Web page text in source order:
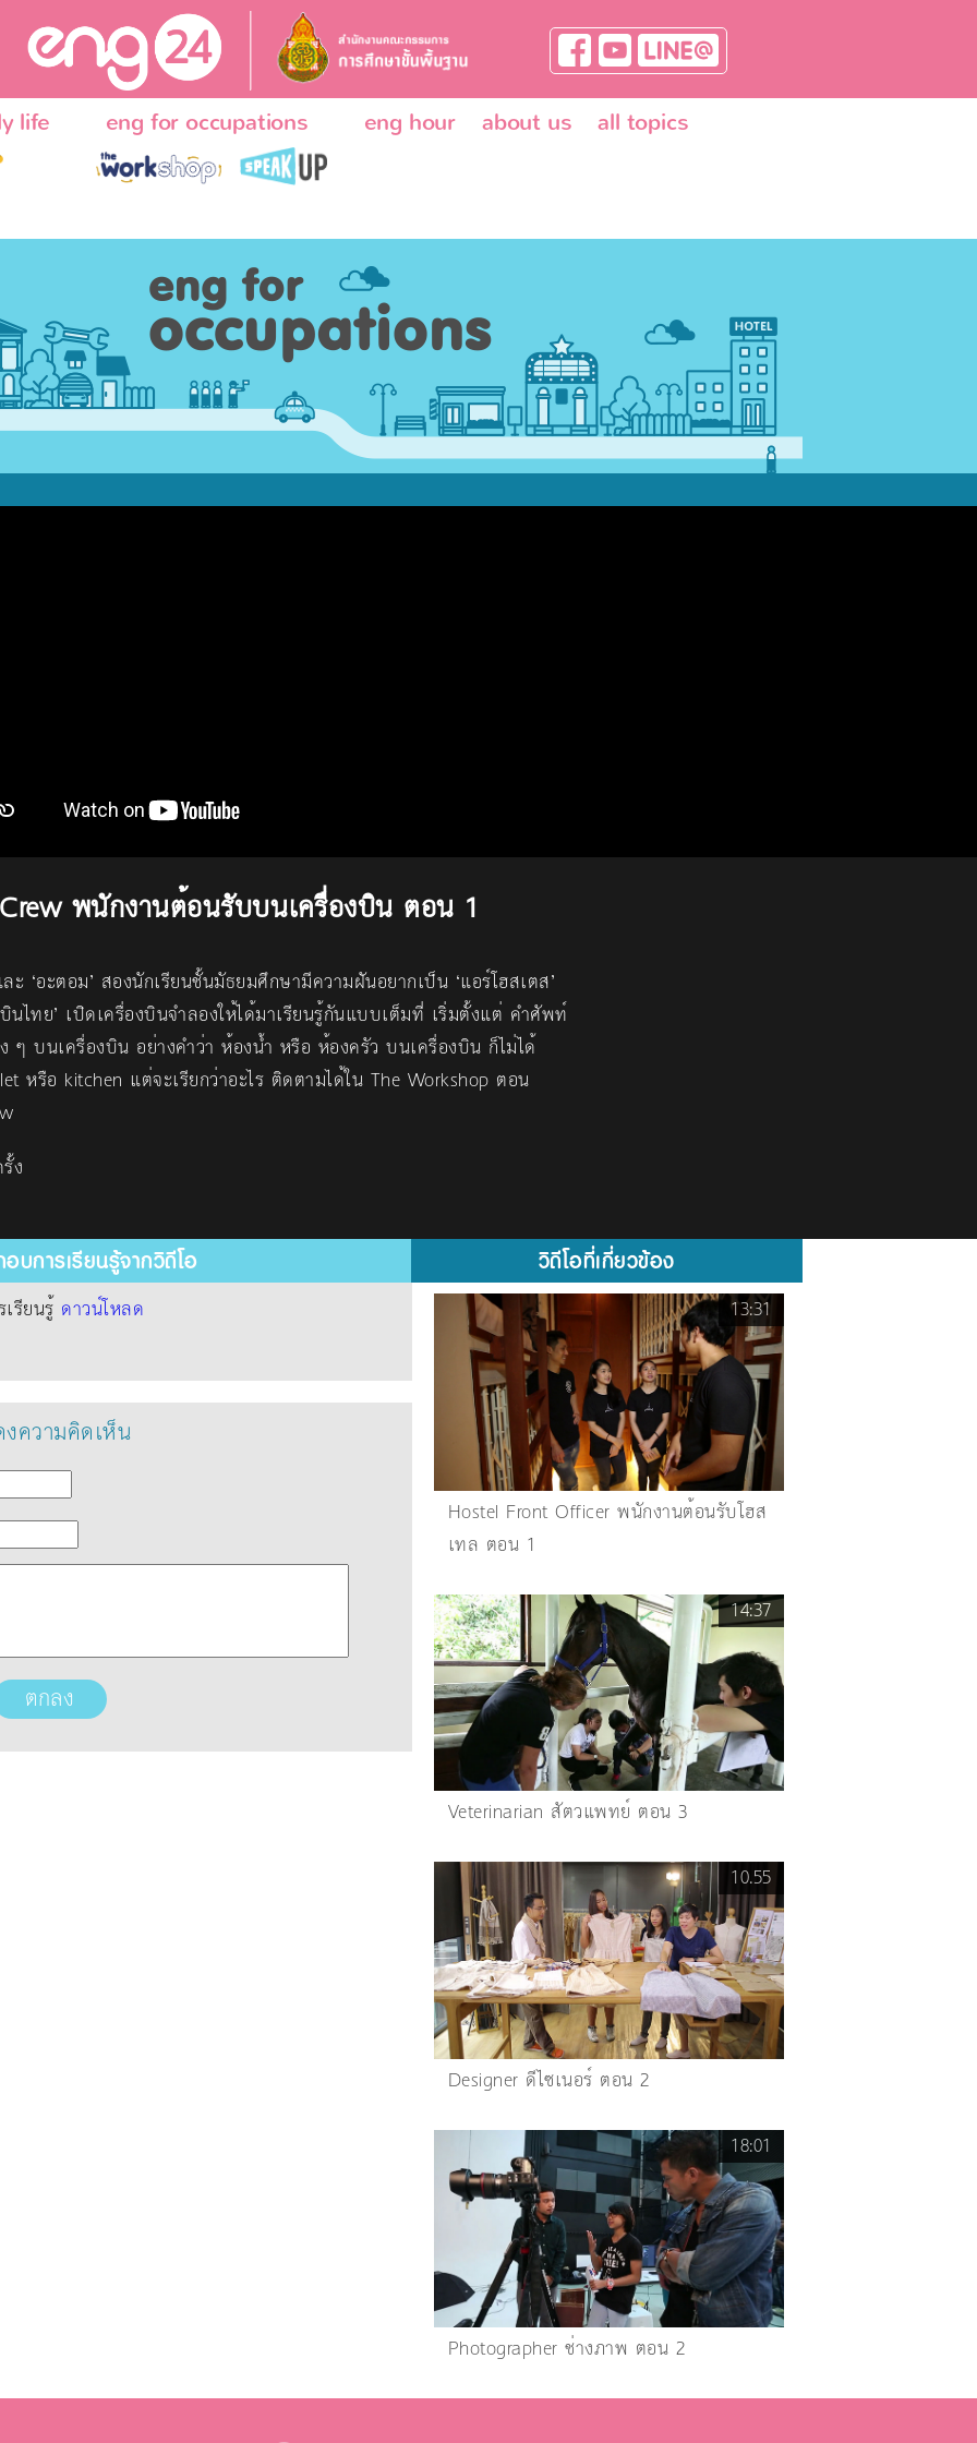
life eng for occupations eng hour about us all topics
พนักงานต้อนรับบนเครื่องบิน ตอน 1
ละ ‘อะตอม’ สองนักเรียนชั้นมัธยมศึกษามีความฝันอยากเป็น ‘แอร์โฮสเตส’
นไทย’ เปิดเครื่องบินจำลองให้ได้มาเรียนรู้กันแบบเต็มที่ เริ่มตั้งแต่ คำศัพท์
ๆ บนเครื่องบิน อย่างคำว่า ห้องน้ำ หรือ ห้องครัว บนเครื่องบิน ก็ไม่ได้
หรือ kitchen แต่จะเรียกว่าอะไร ติดตามได้ใน The Workshop ตอน
ง
อบการเรียนรู้จากวิดีโอ
รียนรู้ ดาวน์โหลด
ความคิดเห็น
วิดีโอที่เกี่ยวข้อง
13:31
Hostel Front Officer พนักงานต้อนรับโฮส
เทล ตอน 1
14:37
Veterinarian สัตวแพทย์ ตอน 3
10.55
Designer ดีไซเนอร์ ตอน 2
18:01
Photographer ช่างภาพ ตอน 2